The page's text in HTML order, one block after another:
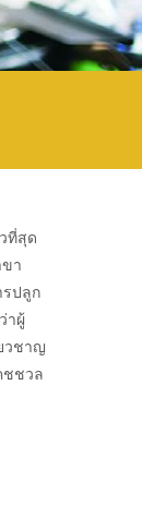
ที่สุด
า
รปลูก
าผู้
วชาญ
ชชวล